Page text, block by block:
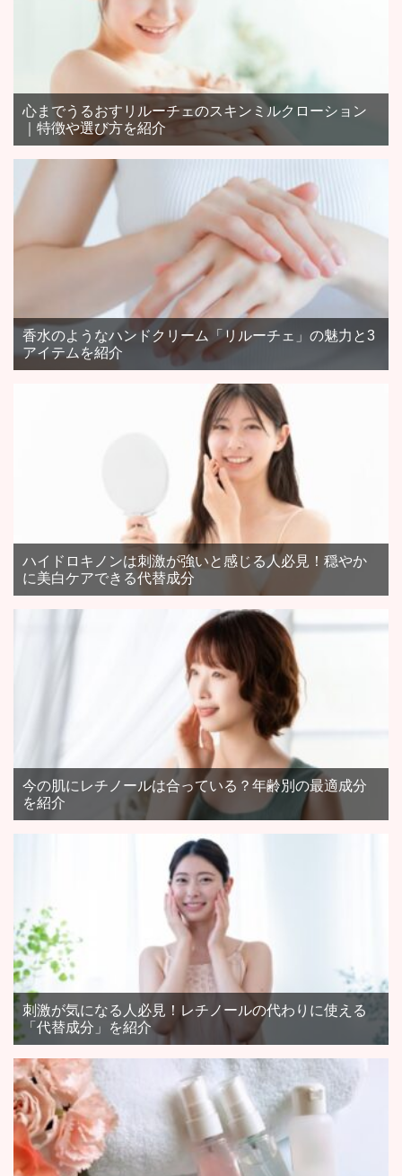
心までうるおすリルーチェのスキンミルクローション
｜特徴や選び方を紹介
香水のようなハンドクリーム「リルーチェ」の魅力と3
アイテムを紹介
ハイドロキノンは刺激が強いと感じる人必見！穏やか
に美白ケアできる代替成分
今の肌にレチノールは合っている？年齢別の最適成分
を紹介
刺激が気になる人必見！レチノールの代わりに使える
「代替成分」を紹介